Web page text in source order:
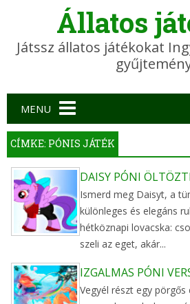
Állatos
Játssz állatos játékokat
Main menu
MENU
CÍMKE: PÓNIS JÁTÉK
DAISY PÓNI
Ismerd meg Daisyt, a
különleges és elegáns
hétköznapi lovacska:
szeli az eget, akár...
IZGALMAS PÓNI
Vegyél részt egy pörgős